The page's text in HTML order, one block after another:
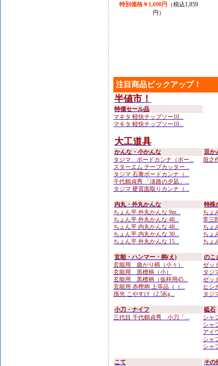
特別価格￥1,690円
（税込1,859
円）
注目商品ピックアップ！
半値市！
特価セール品
マキタ 軽快チップソー10...
マキタ 軽快チップソー10...
大工道具
かんな・小かんな
タジマ ボードカンナ（ボー...
スターエム テープカッター...
タジマ 石膏ボードカンナ（...
千代鶴貞秀 「淡路の夕凪」...
タジマ 硬質面取りカンナ（...
豆か
垣之
内丸・外丸かんな
ちょん平 外丸かんな 9m...
ちょん平 外丸かんな 48...
ちょん平 内丸かんな 48...
ちょん平 内丸かんな 30...
ちょん平 外丸かんな 15...
特殊
ちょ
常三
ちょ
ちょ
ちょ
玄能・ハンマー・柄(え)
玄能用 曲がり柄（小々）
玄能用 黒檀柄（小）
玄能用 黒檀柄（仮枠用45...
玄能用 赤樫柄 上等品（（...
孫光 こやすけ（2.5Kg...
のこ
ゼッ
タジ
ゼッ
ヒシ
タジ
小刀・ナイフ
三代目 千代鶴貞秀 小刀「...
砥石
シャ
シャ
アイ
シャ
シャ
こて
その